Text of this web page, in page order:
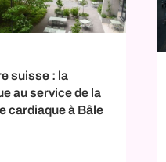
suisse : la
au service de la
cardiaque à Bâle